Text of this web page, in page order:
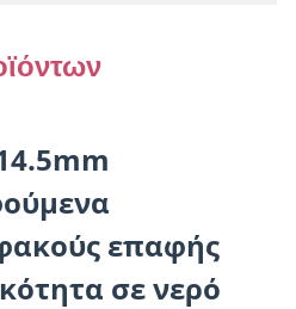
επαφής
σε νερό